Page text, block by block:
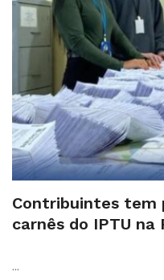
Contribuintes tem
carnês do IPTU
...